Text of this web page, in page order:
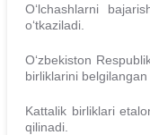
O‘lchashlarni
o‘tkaziladi.
O‘zbekiston
birliklarini belgilangan
Kattalik birliklari
qilinadi.